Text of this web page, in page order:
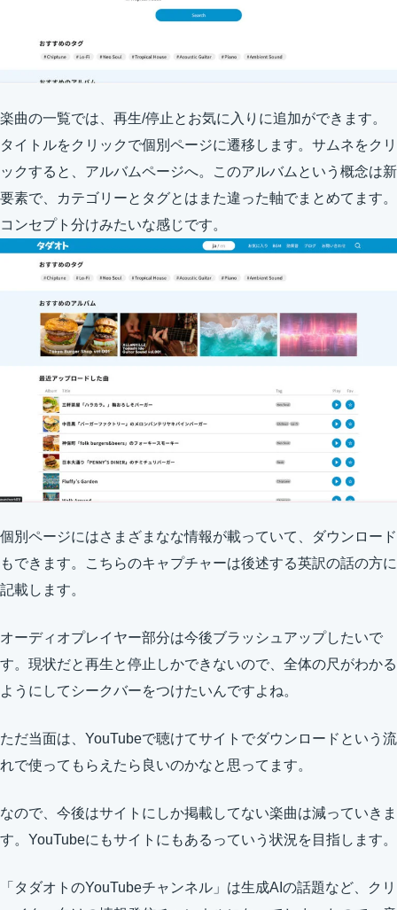
楽曲の一覧では、再生/停止とお気に入りに追加ができます。
タイトルをクリックで個別ページに遷移します。サムネをクリ
ックすると、アルバムページへ。このアルバムという概念は新
要素で、カテゴリーとタグとはまた違った軸でまとめてます。
コンセプト分けみたいな感じです。
個別ページにはさまざまなな情報が載っていて、ダウンロード
もできます。こちらのキャプチャーは後述する英訳の話の方に
記載します。
オーディオプレイヤー部分は今後ブラッシュアップしたいで
す。現状だと再生と停止しかできないので、全体の尺がわかる
ようにしてシークバーをつけたいんですよね。
ただ当面は、YouTubeで聴けてサイトでダウンロードという流
れで使ってもらえたら良いのかなと思ってます。
なので、今後はサイトにしか掲載してない楽曲は減っていきま
す。YouTubeにもサイトにもあるっていう状況を目指します。
「タダオトのYouTubeチャンネル」は生成AIの話題など、クリ